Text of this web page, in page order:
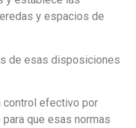
y espacios de
de esas disposiciones
control efectivo por
que esas normas